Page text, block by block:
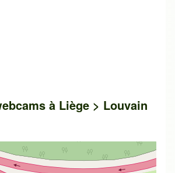
à Liège > Louvain